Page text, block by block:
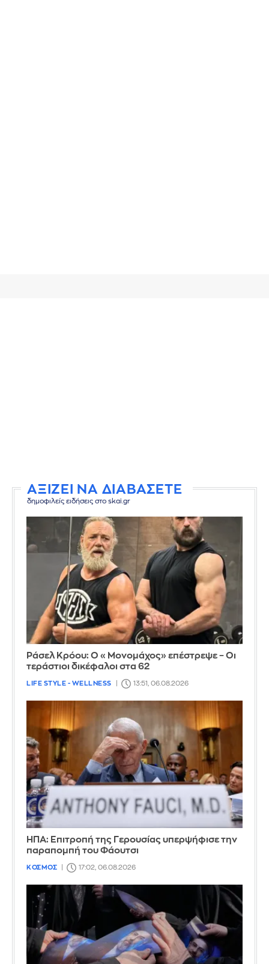
ΑΞΙΖΕΙ ΝΑ ΔΙΑΒΑΣΕΤΕ
δημοφιλείς ειδήσεις στο skai.gr
Ράσελ Κρόου: Ο «Μονομάχος» επέστρεψε – Οι
τεράστιοι δικέφαλοι στα 62
LIFE STYLE - WELLNESS 13:51, 06.08.2026
ΗΠΑ: Επιτροπή της Γερουσίας υπερψήφισε την
παραπομπή του Φάουτσι
ΚΟΣΜΟΣ 17:02, 06.08.2026